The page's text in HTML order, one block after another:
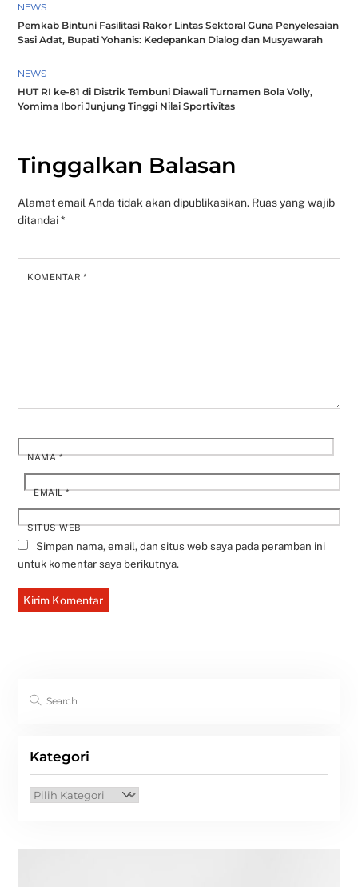
NEWS
Pemkab Bintuni Fasilitasi Rakor Lintas Sektoral Guna Penyelesaian
Sasi Adat, Bupati Yohanis: Kedepankan Dialog dan Musyawarah
NEWS
HUT RI ke-81 di Distrik Tembuni Diawali Turnamen Bola Volly,
Yomima Ibori Junjung Tinggi Nilai Sportivitas
Tinggalkan Balasan
Alamat email Anda tidak akan dipublikasikan. Ruas yang wajib
ditandai*
KOMENTAR*
NAMA*
EMAIL*
SITUS WEB
Simpan nama, email, dan situs web saya pada peramban ini
untuk komentar saya berikutnya.
Kategori
Kategori